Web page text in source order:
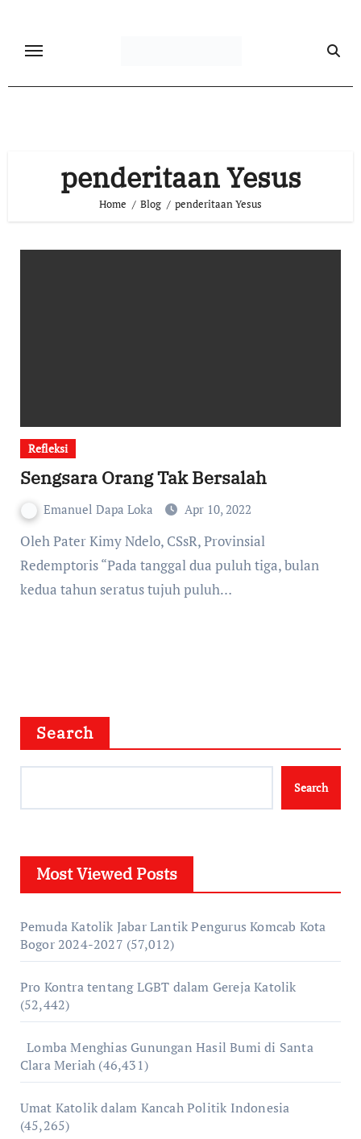
content
penderitaan Yesus
Home Blog penderitaan Yesus
Refleksi
Sengsara Orang Tak Bersalah
Emanuel Dapa Loka Apr 10, 2022
Oleh Pater Kimy Ndelo, CSsR, Provinsial
Redemptoris “Pada tanggal dua puluh tiga, bulan
kedua tahun seratus tujuh puluh…
Search
Search
Most Viewed Posts
Pemuda Katolik Jabar Lantik Pengurus Komcab Kota
Bogor 2024-2027 (57,012)
Pro Kontra tentang LGBT dalam Gereja Katolik
(52,442)
Lomba Menghias Gunungan Hasil Bumi di Santa
Clara Meriah (46,431)
Umat Katolik dalam Kancah Politik Indonesia
(45,265)